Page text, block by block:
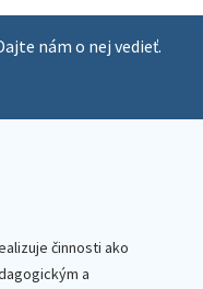
nám o nej vedieť.
činnosti ako
a